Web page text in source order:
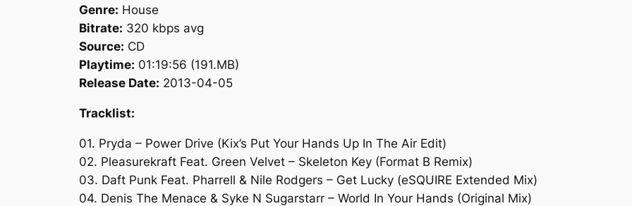
Genre: House
Bitrate: 320 kbps avg
Source: CD
Playtime: 01:19:56 (191.MB)
Release Date: 2013-04-05
Tracklist:
01. Pryda – Power Drive (Kix’s Put Your Hands Up In The Air Edit)
02. Pleasurekraft Feat. Green Velvet – Skeleton Key (Format B Remix)
03. Daft Punk Feat. Pharrell & Nile Rodgers – Get Lucky (eSQUIRE Extended Mix)
04. Denis The Menace & Syke N Sugarstarr – World In Your Hands (Original Mix)